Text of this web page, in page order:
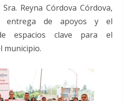
Reyna Córdova Córdova,
de apoyos y el
espacios clave para el
municipio.